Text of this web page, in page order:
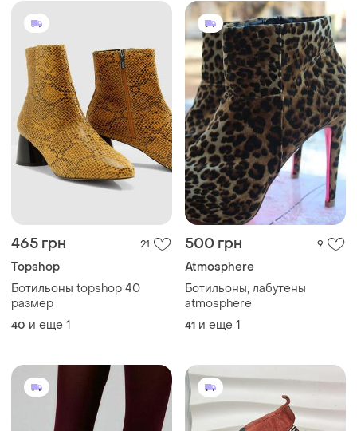
465 грн 21
Topshop
Ботильоны topshop 40
размер
40 и еще 1
500 грн 9
Atmosphere
Ботильоны, лабутены
atmosphere
41 и еще 1